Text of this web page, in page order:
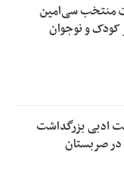
منتخب سی‌امین
کودک و نوجوان
ادبی بزرگداشت
در صربستان